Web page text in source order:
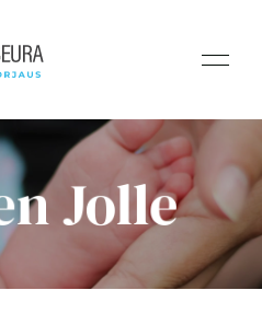
Jolle